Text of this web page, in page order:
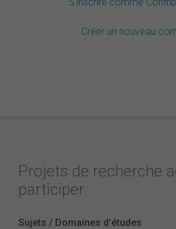
Créer un nouveau
Projets de recherche
participer
Sujets / Domaines d'études
Italiano